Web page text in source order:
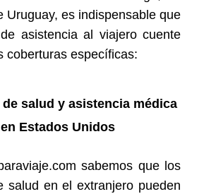
Uruguay, es indispensable que
asistencia al viajero cuente
coberturas específicas:
salud y asistencia médica
en Estados Unidos
sabemos que los
salud en el extranjero pueden